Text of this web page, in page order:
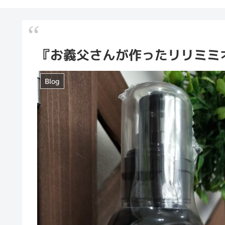
『お義父さんが作ったリリミ
Blog